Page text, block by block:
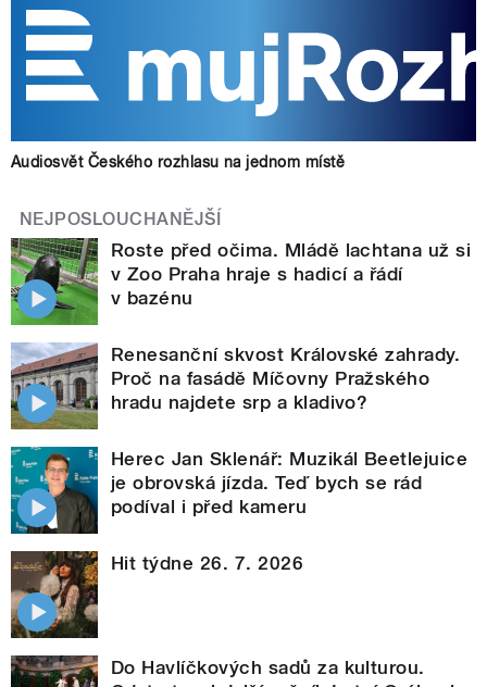
Audiosvět Českého rozhlasu na jednom místě
NEJPOSLOUCHANĚJŠÍ
Roste před očima. Mládě lachtana už si
v Zoo Praha hraje s hadicí a řádí
v bazénu
Renesanční skvost Královské zahrady.
Proč na fasádě Míčovny Pražského
hradu najdete srp a kladivo?
Herec Jan Sklenář: Muzikál Beetlejuice
je obrovská jízda. Teď bych se rád
podíval i před kameru
Hit týdne 26. 7. 2026
Do Havlíčkových sadů za kulturou.